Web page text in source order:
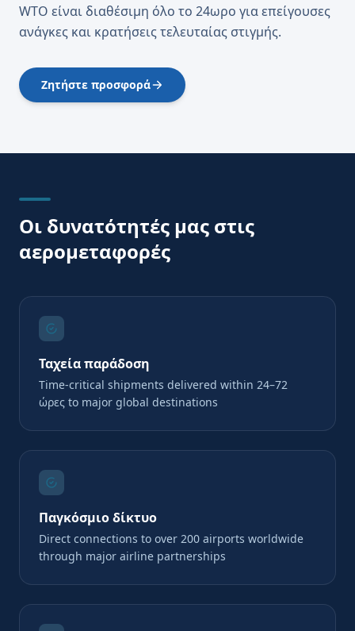
WTO είναι διαθέσιμη όλο το 24ωρο για επείγουσες
ανάγκες και κρατήσεις τελευταίας στιγμής.
Ζητήστε προσφορά
Οι δυνατότητές μας στις
αερομεταφορές
Ταχεία παράδοση
Time-critical shipments delivered within 24–72
ώρες to major global destinations
Παγκόσμιο δίκτυο
Direct connections to over 200 airports worldwide
through major airline partnerships